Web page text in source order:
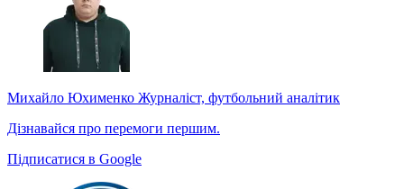
Михайло Юхименко Журналіст, футбольний аналітик
Дізнавайся про перемоги першим.
Підписатися в Google